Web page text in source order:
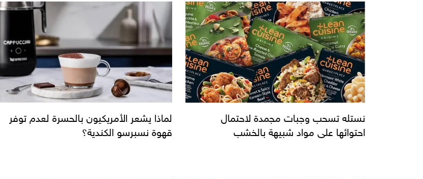
لماذا يشعر الأمريكيون بالحسرة لعدم توفر
قهوة نسبرسو الكندية؟
نستله تسحب وجبات مجمدة لاحتمال
احتوائها على مواد شبيهة بالخشب